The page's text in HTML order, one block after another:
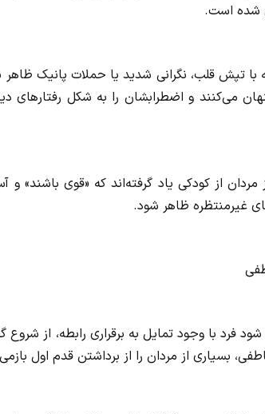
شده است.
قلب، نگرانی شدید یا حملات پانیک ظاهر
می‌کنند و اضطرابشان را به شکل رفتارهای
مردان از کودکی یاد گرفته‌اند که «قوی
غیرمنتظره ظاهر شود.
فرد با وجود تمایل به برقراری رابطه، از
بسیاری از مردان را از برداشتن قدم اول